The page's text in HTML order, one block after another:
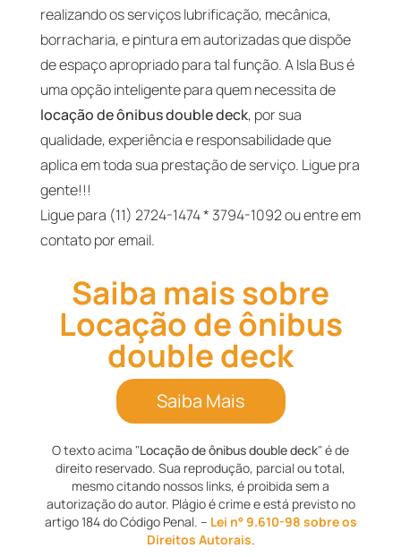
realizando os serviços lubrificação, mecânica,
borracharia, e pintura em autorizadas que dispõe
de espaço apropriado para tal função. A Isla Bus é
uma opção inteligente para quem necessita de
locação de ônibus double deck, por sua
qualidade, experiência e responsabilidade que
aplica em toda sua prestação de serviço. Ligue pra
gente!!!
Ligue para (11) 2724-1474 * 3794-1092 ou entre em
contato por email.
Saiba mais sobre
Locação de ônibus
double deck
Saiba Mais
O texto acima "Locação de ônibus double deck" é de
direito reservado. Sua reprodução, parcial ou total,
mesmo citando nossos links, é proibida sem a
autorização do autor. Plágio é crime e está previsto no
artigo 184 do Código Penal. – Lei n° 9.610-98 sobre os
Direitos Autorais.